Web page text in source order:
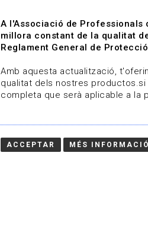
Qui som
A l'Associació de Professionals
millora constant de la qualitat
Reglament General de
Amb aquesta actualització,
qualitat dels nostres
completa que serà aplicable a la
ACCEPTAR MÉS INFORMACIÓ